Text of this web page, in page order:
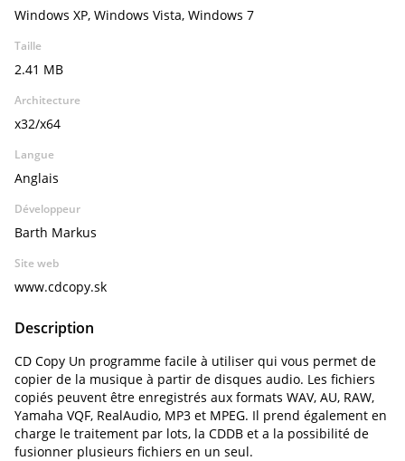
Windows XP, Windows Vista, Windows 7
Taille
2.41 MB
Architecture
x32/x64
Langue
Anglais
Développeur
Barth Markus
Site web
www.cdcopy.sk
Description
CD Copy Un programme facile à utiliser qui vous permet de
copier de la musique à partir de disques audio. Les fichiers
copiés peuvent être enregistrés aux formats WAV, AU, RAW,
Yamaha VQF, RealAudio, MP3 et MPEG. Il prend également en
charge le traitement par lots, la CDDB et a la possibilité de
fusionner plusieurs fichiers en un seul.